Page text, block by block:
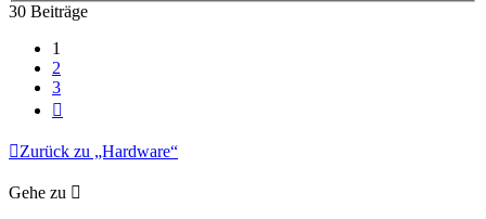
30 Beiträge
1
2
3
Zurück zu „Hardware“
Gehe zu